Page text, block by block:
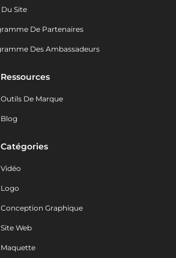
Site
De Partenaires
Des Ambassadeurs
Ressources
Outils De Marque
Blog
Catégories
Vidéo
Logo
Conception Graphique
Site Web
Maquette